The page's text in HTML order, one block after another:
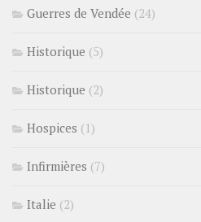
Guerres de Vendée (24)
Historique (5)
Historique (2)
Hospices (1)
Infirmières (7)
Italie (2)